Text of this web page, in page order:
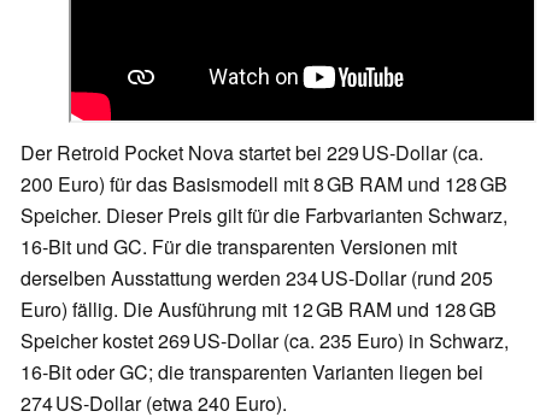
Der Retroid Pocket Nova startet bei 229 US‑Dollar (ca.
200 Euro) für das Basismodell mit 8 GB RAM und 128 GB
Speicher. Dieser Preis gilt für die Farbvarianten Schwarz,
16‑Bit und GC. Für die transparenten Versionen mit
derselben Ausstattung werden 234 US‑Dollar (rund 205
Euro) fällig. Die Ausführung mit 12 GB RAM und 128 GB
Speicher kostet 269 US‑Dollar (ca. 235 Euro) in Schwarz,
16‑Bit oder GC; die transparenten Varianten liegen bei
274 US‑Dollar (etwa 240 Euro).